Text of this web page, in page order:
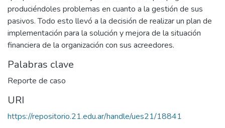
produciéndoles problemas en cuanto a la gestión de sus
pasivos. Todo esto llevó a la decisión de realizar un plan de
implementación para la solución y mejora de la situación
financiera de la organización con sus acreedores.
Palabras clave
Reporte de caso
URI
https://repositorio.21.edu.ar/handle/ues21/18841